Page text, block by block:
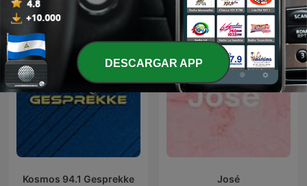
Kosmos 94.1 Gesprekke José
DESCARGAR APP